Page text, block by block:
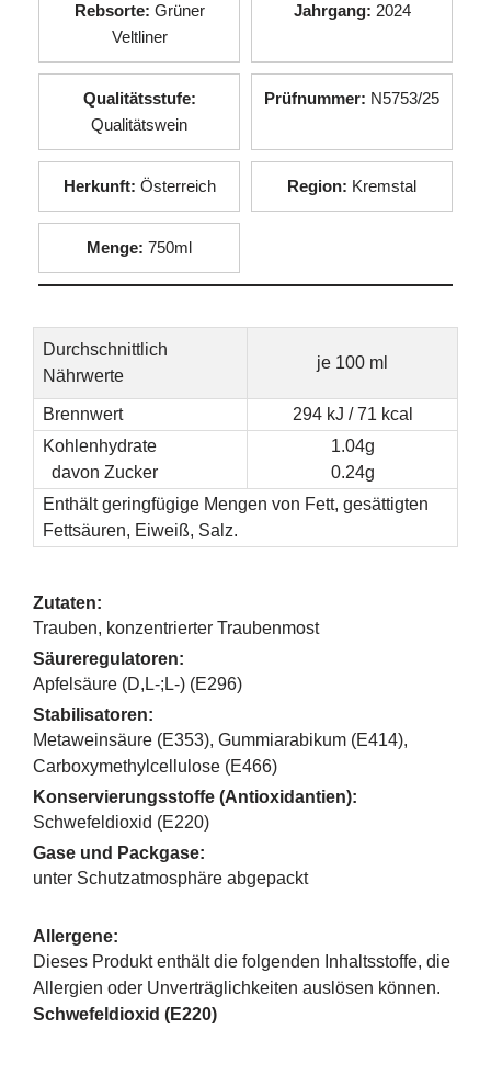
Rebsorte: Grüner
Veltliner
Jahrgang: 2024
Qualitätsstufe:
Qualitätswein
Prüfnummer: N5753/25
Herkunft: Österreich Region: Kremstal
Menge: 750ml
Durchschnittlich
Nährwerte
je 100 ml
Brennwert
294 kJ / 71 kcal
Kohlenhydrate
davon Zucker
1.04g
0.24g
Enthält geringfügige Mengen von Fett, gesättigten
Fettsäuren, Eiweiß, Salz.
Zutaten:
Trauben, konzentrierter Traubenmost
Säureregulatoren:
Apfelsäure (D,L-;L-) (E296)
Stabilisatoren:
Metaweinsäure (E353), Gummiarabikum (E414),
Carboxymethylcellulose (E466)
Konservierungsstoffe (Antioxidantien):
Schwefeldioxid (E220)
Gase und Packgase:
unter Schutzatmosphäre abgepackt
Allergene:
Dieses Produkt enthält die folgenden Inhaltsstoffe, die
Allergien oder Unverträglichkeiten auslösen können.
Schwefeldioxid (E220)